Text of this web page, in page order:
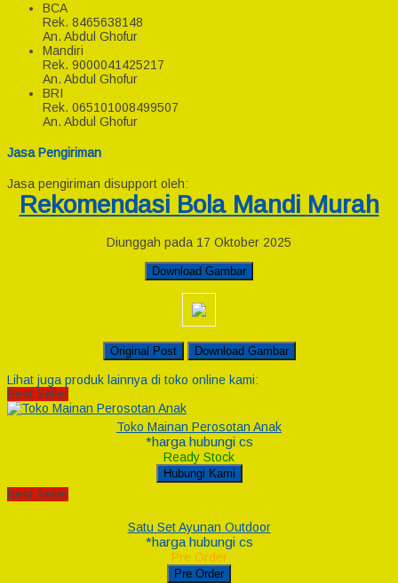
BCA
Rek. 8465638148
An. Abdul Ghofur
Mandiri
Rek. 9000041425217
An. Abdul Ghofur
BRI
Rek. 065101008499507
An. Abdul Ghofur
Jasa Pengiriman
Jasa pengiriman disupport oleh:
Rekomendasi Bola Mandi Murah
Diunggah pada 17 Oktober 2025
Download Gambar
Original Post Download Gambar
Lihat juga produk lainnya di toko online kami:
Best Seller
Toko Mainan Perosotan Anak
*harga hubungi cs
Ready Stock
Hubungi Kami
Best Seller
Satu Set Ayunan Outdoor
*harga hubungi cs
Pre Order
Pre Order